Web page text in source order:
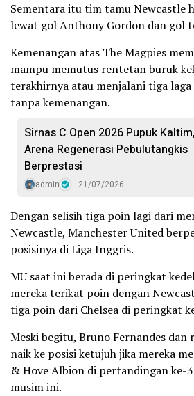
Sementara itu tim tamu Newcastle
lewat gol Anthony Gordon dan gol
Kemenangan atas The Magpies
mampu memutus rentetan buruk
terakhirnya atau menjalani tiga
tanpa kemenangan.
Sirnas C Open 2026 Pupuk Kaltim,
Arena Regenerasi Pebulutangkis
Berprestasi
admin 21/07/2026
Dengan selisih tiga poin lagi dari
Newcastle, Manchester United
posisinya di Liga Inggris.
MU saat ini berada di peringkat
mereka terikat poin dengan
tiga poin dari Chelsea di peringkat
Meski begitu, Bruno Fernandes dan
naik ke posisi ketujuh jika mereka
& Hove Albion di pertandingan ke-
musim ini.